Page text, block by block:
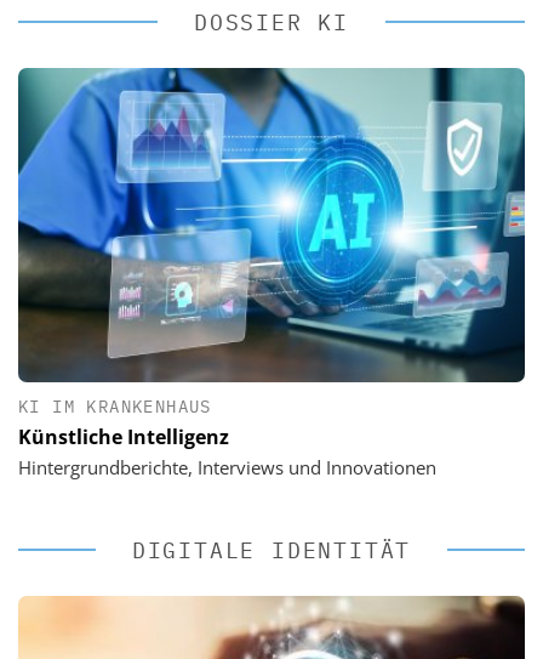
DOSSIER KI
KI IM KRANKENHAUS
Künstliche Intelligenz
Hintergrundberichte, Interviews und Innovationen
DIGITALE IDENTITÄT